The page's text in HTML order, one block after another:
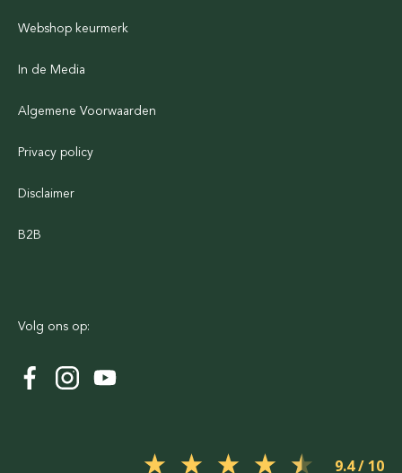
Webshop keurmerk
In de Media
Algemene Voorwaarden
Privacy policy
Disclaimer
B2B
Volg ons op:
9.4